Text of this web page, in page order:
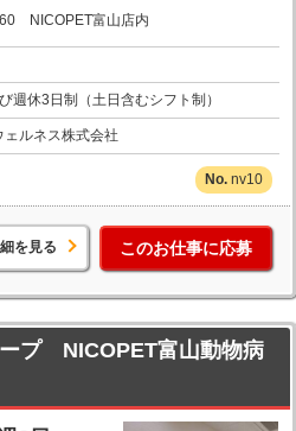
NICOPET富山店内
週休3日制（土日含むシフト制）
ルネス株式会社
nv10
を見る このお仕事に応募
プ NICOPET富山動物病